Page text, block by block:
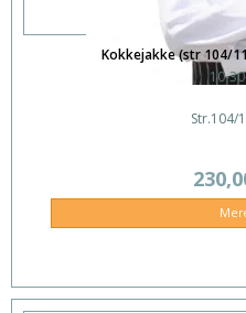
Kokkejakke (str 104/
10-
Str.104/